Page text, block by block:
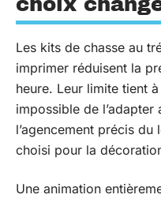
Les kits de chasse au
imprimer réduisent la
heure. Leur limite tient
impossible de l’adapter
l’agencement précis
choisi pour la
Une animation